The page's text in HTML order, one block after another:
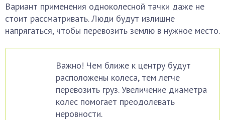
Вариант применения одноколесной тачки даже не
стоит рассматривать. Люди будут излишне
напрягаться, чтобы перевозить землю в нужное место.
Важно! Чем ближе к центру будут
расположены колеса, тем легче
перевозить груз. Увеличение диаметра
колес помогает преодолевать
неровности.